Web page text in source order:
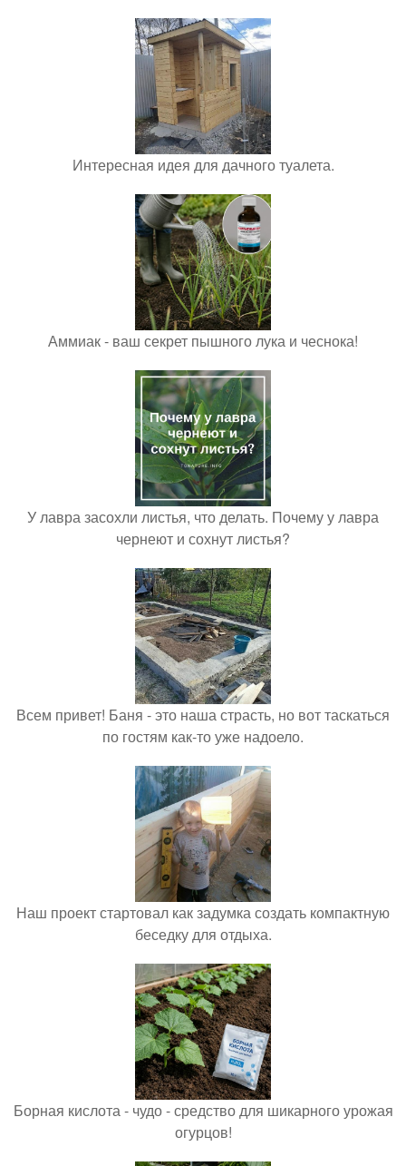
Интересная идея для дачного туалета.
Аммиак - ваш секрет пышного лука и чеснока!
У лавра засохли листья, что делать. Почему у лавра
чернеют и сохнут листья?
Всем привет! Баня - это наша страсть, но вот таскаться
по гостям как-то уже надоело.
Наш проект стартовал как задумка создать компактную
беседку для отдыха.
Борная кислота - чудо - средство для шикарного урожая
огурцов!